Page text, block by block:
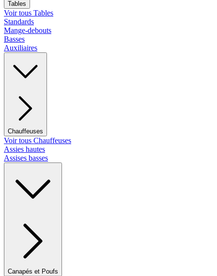
Tables
Voir tous Tables
Standards
Mange-debouts
Basses
Auxiliaires
Chauffeuses
Voir tous Chauffeuses
Assies hautes
Assises basses
Canapés et Poufs